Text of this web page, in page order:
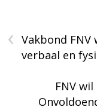
‹
Vakbond
verbaal en
FNV